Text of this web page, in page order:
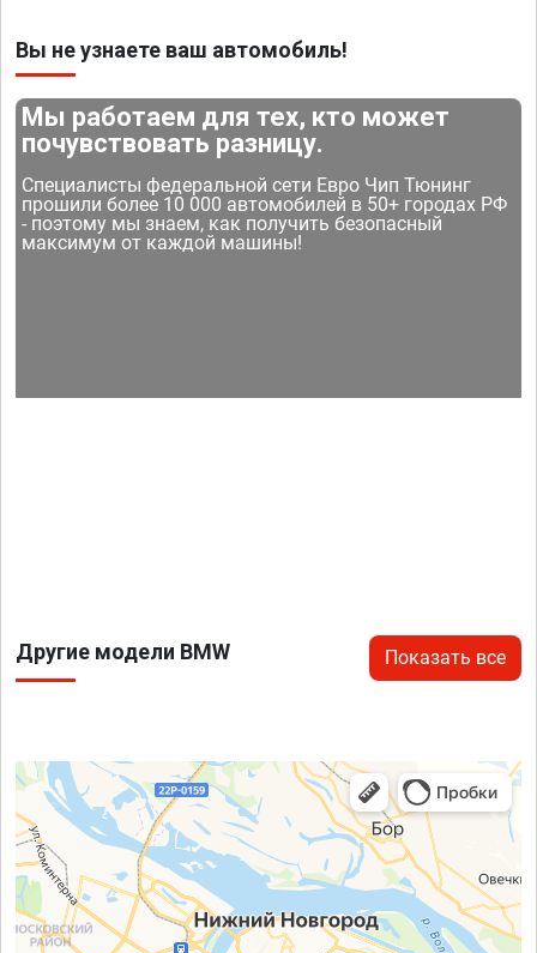
Вы не узнаете ваш автомобиль!
Мы работаем для тех, кто может
почувствовать разницу.
Специалисты федеральной сети Евро Чип Тюнинг
прошили более 10 000 автомобилей в 50+ городах РФ
- поэтому мы знаем, как получить безопасный
максимум от каждой машины!
Другие модели BMW Показать все